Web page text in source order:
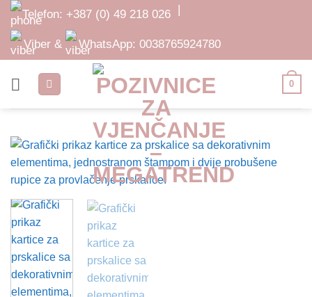
Skip
content
Telefon: +387 (0) 49 218 026 |
Viber & WhatsApp: 0038765924780
0